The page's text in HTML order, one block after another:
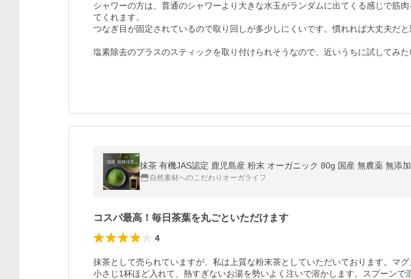
シャワーの方は、普通のシャワーより大きな水玉がランダムに出てくる感じで筋
てくれます。
つなぎ目が固定されているので取り回しが多少しにくいです。慣れれば大丈夫だと
塩素除去のプラスのスティックを取り付けられそうなので、近いうちに試してみた
抹茶 有機JAS認定 鹿児島産 粉末 オーガニック 80g 国産 無農薬 無添
自然素材へのこだわりオーガライフ
コスパ最高！毎日茶葉を丸ごといただけます
4
抹茶として売られていますが、私は上質な粉末茶としていただいております。マ
小さじ1杯ほど入れて、熱すぎないお湯を勢いよく注いで溶かします。スプーンで